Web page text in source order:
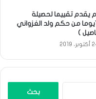
يقدم تقييما لحصيلة
100يوما من حكم ولد الغزواني
)
2019